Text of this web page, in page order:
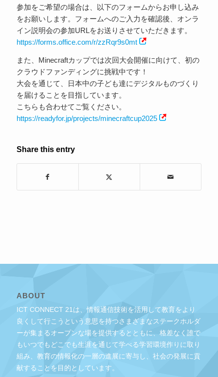
参加をご希望の場合は、以下のフォームからお申し込み
をお願いします。フォームへのご入力を確認後、オンラ
イン説明会の参加URLをお送りさせていただきます。
https://forms.office.com/r/zzRqr9s0mt
また、Minecraftカップでは次回大会開催に向けて、初の
クラウドファンディングに挑戦中です！
大会を通じて、日本中の子ども達にデジタルものづくり
を届けることを目指しています。
こちらも合わせてご覧ください。
https://readyfor.jp/projects/minecraftcup2025
Share this entry
ABOUT
ICT CONNECT 21は、情報通信技術を活用して教育をより
良くして行こうという意思を持つさまざまなステークホルダ
ーが集まるオープンな場を提供するとともに、格差なく誰で
もいつでもどこでも生涯を通じて学べる学習環境作りに取り
組み、教育の情報化の一層の進展に寄与し、社会の発展に貢
献することを目的としています。